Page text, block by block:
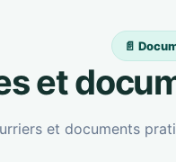
📄
et
et documents